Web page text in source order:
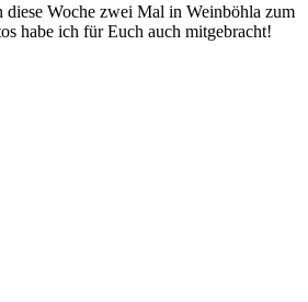
diese Woche zwei Mal in Weinböhla zum
habe ich für Euch auch mitgebracht!